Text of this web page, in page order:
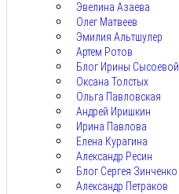
Эвелина Азаева
Олег Матвеев
Эмилия Альтшулер
Артем Ротов
Блог Ирины Сысоевой
Оксана Толстых
Ольга Павловская
Андрей Иришкин
Ирина Павлова
Елена Курагина
Александр Ресин
Блог Сергея Зинченко
Александр Петраков